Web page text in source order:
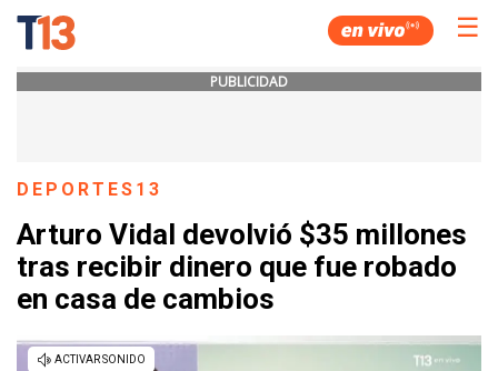
☰
PUBLICIDAD
DEPORTES13
Arturo Vidal devolvió $35 millones
tras recibir dinero que fue robado
en casa de cambios